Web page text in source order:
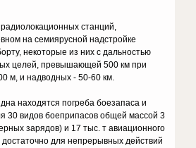
станций,
на семиярусной надстройке
некоторые из них с дальностью
целей, превышающей 500 км при
м, и надводных - 50-60 км.
находятся погреба боезапаса и
30 видов боеприпасов общей массой 3
зарядов) и 17 тыс. т авиационного
для непрерывных действий